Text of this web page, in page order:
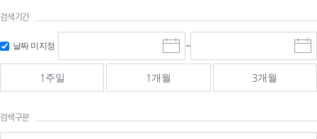
검색기간
날짜 미지정
시
작
일
선
~
종
료
선
1주일 1개월 3개월
검색구분